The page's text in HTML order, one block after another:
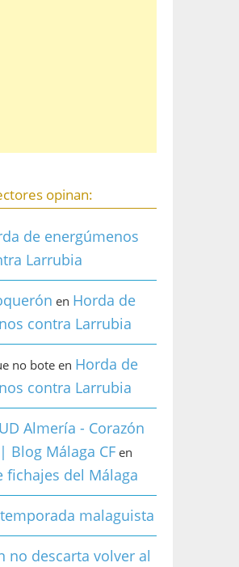
opinan:
de energúmenos
Larrubia
en Horda de
contra Larrubia
no boteen Horda de
contra Larrubia
Almería - Corazón
Blog Málaga CFen
fichajes del Málaga
malaguista
no descarta volver al